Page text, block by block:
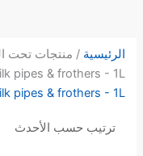
الرئيسية
pipes & frothers - 1L”
pipes & frothers - 1L